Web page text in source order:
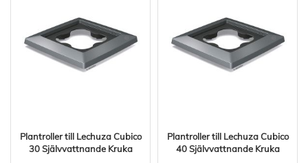
Plantroller till Lechuza Cubico
30 Självvattnande Kruka
Plantroller till Lechuza Cubico
40 Självvattnande Kruka